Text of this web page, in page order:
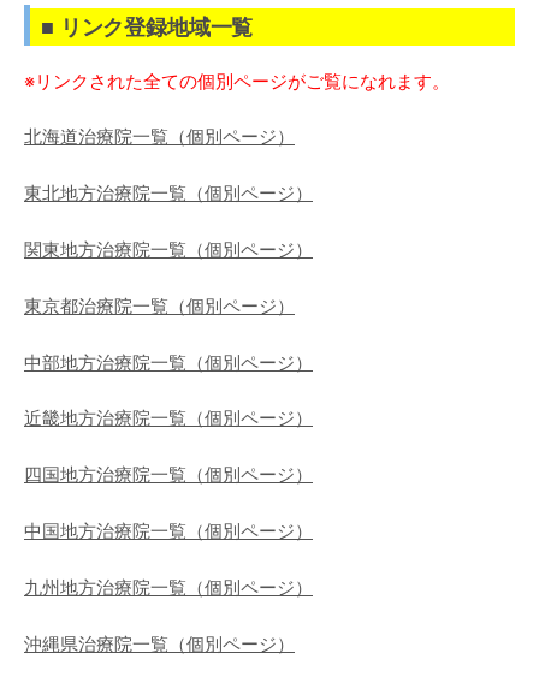
■ リンク登録地域一覧
※リンクされた全ての個別ページがご覧になれます。
北海道治療院一覧（個別ページ）
東北地方治療院一覧（個別ページ）
関東地方治療院一覧（個別ページ）
東京都治療院一覧（個別ページ）
中部地方治療院一覧（個別ページ）
近畿地方治療院一覧（個別ページ）
四国地方治療院一覧（個別ページ）
中国地方治療院一覧（個別ページ）
九州地方治療院一覧（個別ページ）
沖縄県治療院一覧（個別ページ）